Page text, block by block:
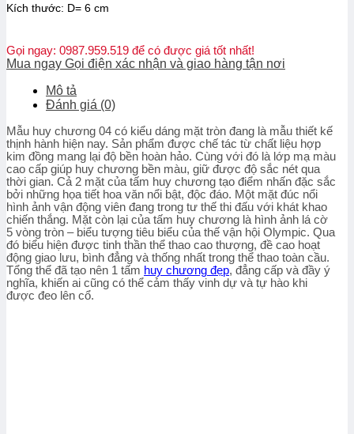
Kích thước: D= 6 cm
Gọi ngay: 0987.959.519 để có được giá tốt nhất!
Mua ngay Gọi điện xác nhận và giao hàng tận nơi
Mô tả
Đánh giá (0)
Mẫu huy chương 04 có kiểu dáng mặt tròn đang là mẫu thiết kế
thịnh hành hiện nay. Sản phẩm được chế tác từ chất liệu hợp
kim đồng mang lại độ bền hoàn hảo. Cùng với đó là lớp mạ màu
cao cấp giúp huy chương bền màu, giữ được độ sắc nét qua
thời gian. Cả 2 mặt của tấm huy chương tạo điểm nhấn đặc sắc
bởi những họa tiết hoa văn nổi bật, độc đáo. Một mặt đúc nổi
hình ảnh vận động viên đang trong tư thế thi đấu với khát khao
chiến thắng. Mặt còn lại của tấm huy chương là hình ảnh lá cờ
5 vòng tròn – biểu tượng tiêu biểu của thế vận hội Olympic. Qua
đó biểu hiện được tinh thần thể thao cao thượng, đề cao hoạt
động giao lưu, bình đẳng và thống nhất trong thể thao toàn cầu.
Tổng thể đã tạo nên 1 tấm huy chương đẹp, đẳng cấp và đầy ý
nghĩa, khiến ai cũng có thể cảm thấy vinh dự và tự hào khi
được đeo lên cổ.